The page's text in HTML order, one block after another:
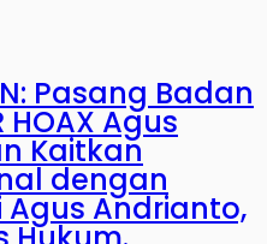
Pasang Badan
HOAX Agus
Kaitkan
dengan
Agus Andrianto,